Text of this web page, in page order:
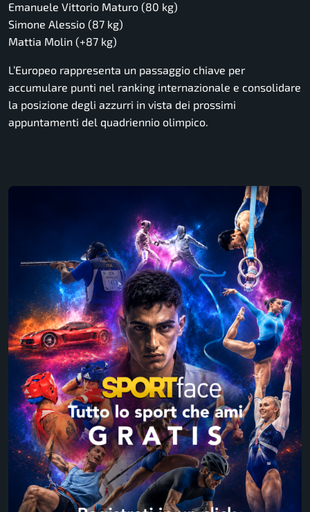
Emanuele Vittorio Maturo (80 kg)
Simone Alessio (87 kg)
Mattia Molin (+87 kg)
L’Europeo rappresenta un passaggio chiave per
accumulare punti nel ranking internazionale e consolidare
la posizione degli azzurri in vista dei prossimi
appuntamenti del quadriennio olimpico.